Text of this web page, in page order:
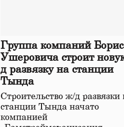
Группа компаний
Ушеровича строит
д развязку на станции
Тында
Строительство ж/д развязки
станции Тында начато
компанией